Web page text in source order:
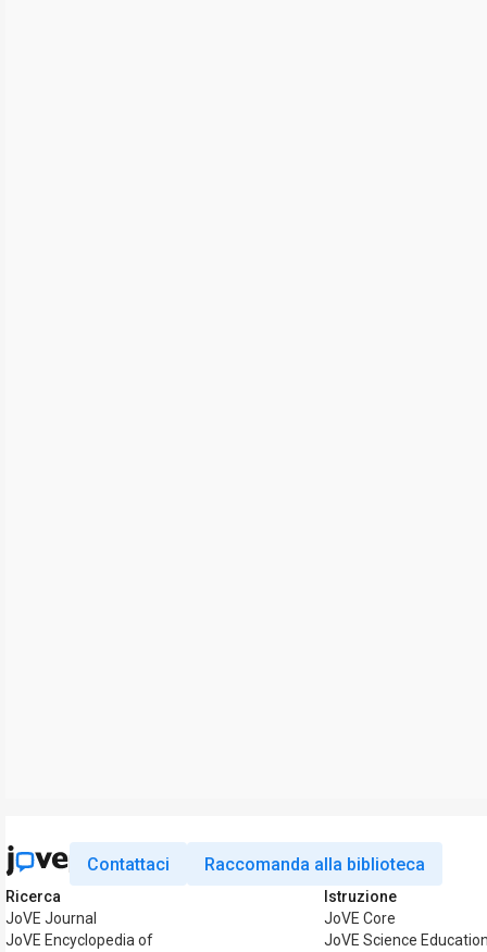
Contattaci Raccomanda alla biblioteca
Ricerca
JoVE Journal
JoVE Encyclopedia of
Istruzione
JoVE Core
JoVE Science